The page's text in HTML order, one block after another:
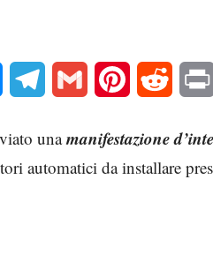
MessengerTelegram Gmail Pinterest Reddit
unamanifestazione
automatici da installare